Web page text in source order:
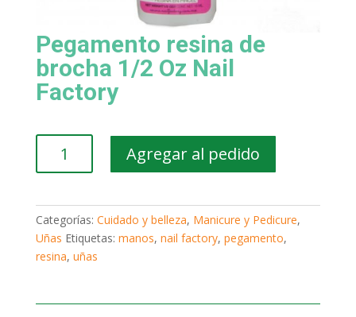
Pegamento resina de
brocha 1/2 Oz Nail
Factory
resina
1/2
Oz
Nail
Agregar al pedido
Categorías: Cuidado y belleza, Manicure y Pedicure,
Uñas Etiquetas: manos, nail factory, pegamento,
resina, uñas